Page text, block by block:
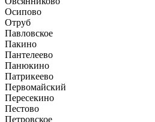
Осипово
Отруб
Павловское
Пакино
Пантелеево
Панюкино
Патрикеево
Первомайский
Пересекино
Пестово
Петровское